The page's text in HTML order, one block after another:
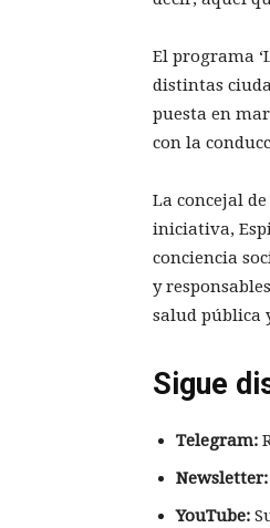
El programa
distintas
puesta en
con la
La concejal
iniciativa,
conciencia
y
salud pública
Sigue
Telegram:
Newsletter:
YouTube: